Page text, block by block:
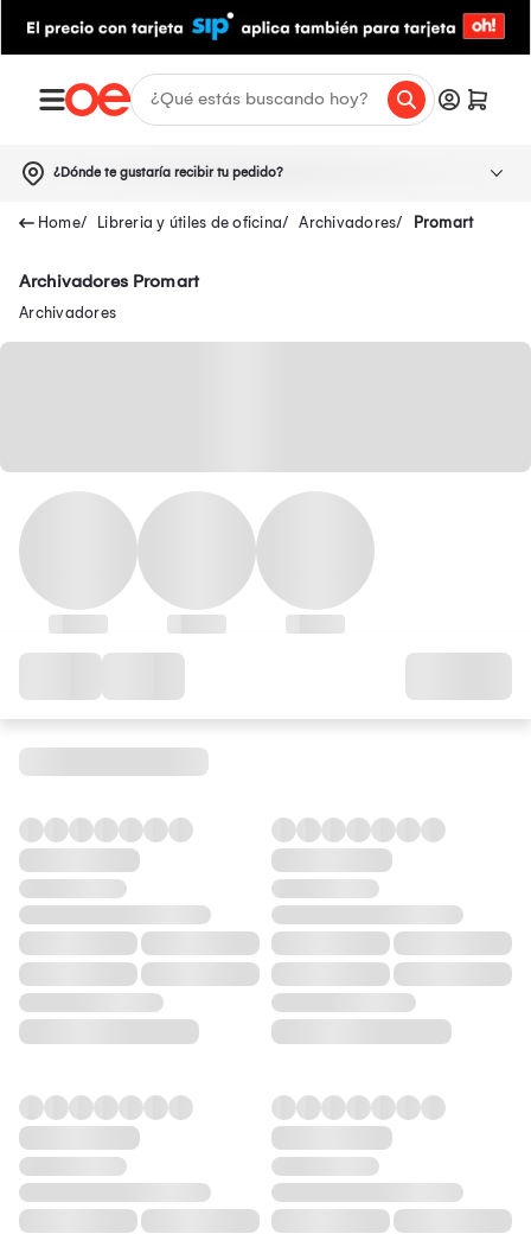
¿Dónde te gustaría recibir tu pedido?
Libreria y útiles de oficina Archivadores Promart
Archivadores Promart
Archivadores